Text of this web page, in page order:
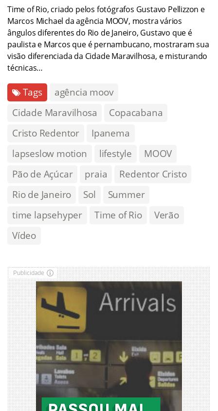
Time of Rio, criado pelos fotógrafos Gustavo Pellizzon e
Marcos Michael da agência MOOV, mostra vários
ângulos diferentes do Rio de Janeiro, Gustavo que é
paulista e Marcos que é pernambucano, mostraram sua
visão diferenciada da Cidade Maravilhosa, e misturando
técnicas…
Tags
agência moov
Cidade Maravilhosa
Copacabana
Cristo Redentor
Ipanema
lapseslow motion
lifestyle
MOOV
Pão de Açúcar
praia
Redentor Cristo
Rio de Janeiro
Sol
Summer
time lapsehyper
Time of Rio
Verão
Vídeo
Publicidade